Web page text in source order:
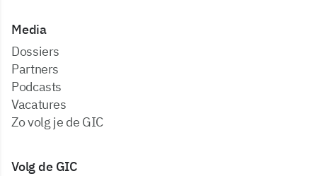
Media
dossiers
partners
podcasts
vacatures
zo volg je de GIC
Volg de GIC